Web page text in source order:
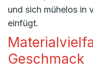
und sich mühelos in
einfügt.
Geschmack